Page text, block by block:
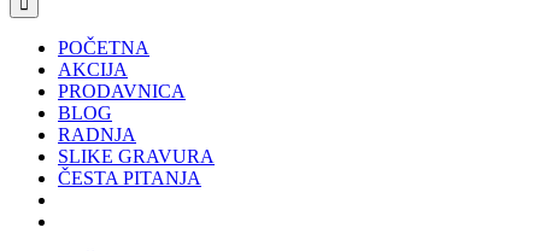
POČETNA
AKCIJA
PRODAVNICA
BLOG
RADNJA
SLIKE GRAVURA
ČESTA PITANJA